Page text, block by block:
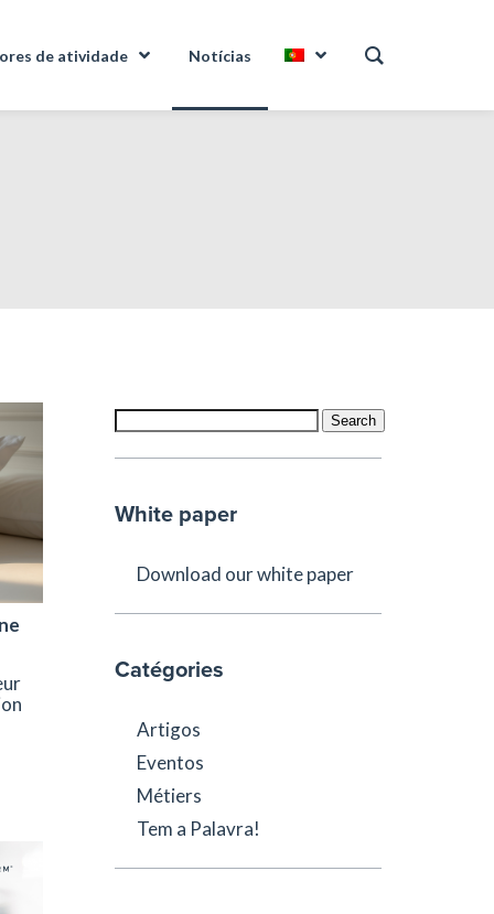
de atividade Notícias
Search
White paper
Download our white paper
Catégories
Artigos
Eventos
Métiers
Tem a Palavra!